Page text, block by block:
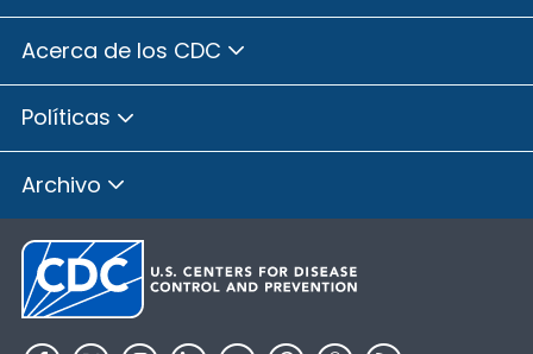
Acerca de los CDC
Políticas
Archivo